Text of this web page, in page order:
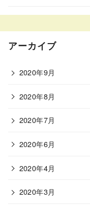
アーカイブ
2020年9月
2020年8月
2020年7月
2020年6月
2020年4月
2020年3月